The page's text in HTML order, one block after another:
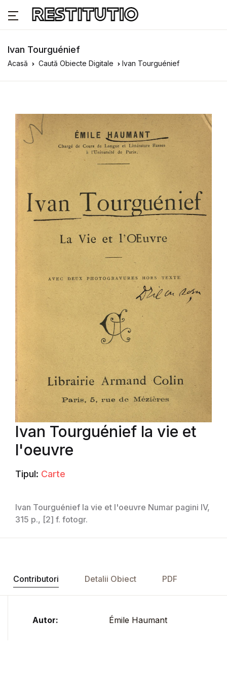
Ivan Tourguénief
Acasă Caută Obiecte Digitale Ivan Tourguénief
Ivan Tourguénief la vie et
l'oeuvre
Tipul: Carte
Ivan Tourguénief la vie et l'oeuvre Numar pagini IV,
315 p., [2] f. fotogr.
Contributori Detalii Obiect PDF
Autor: Émile Haumant